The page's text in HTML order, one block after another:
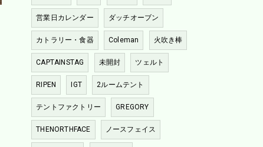
営業日カレンダー ダッチオーブン
カトラリー・食器 Coleman 火吹き棒
CAPTAINSTAG 未開封 ツェルト
RIPEN IGT 2ルームテント
テントファクトリー GREGORY
THENORTHFACE ノースフェイス